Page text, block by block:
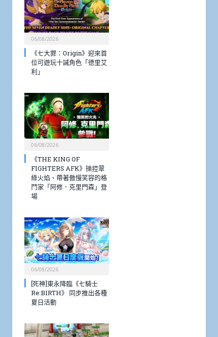
06/08/2026
《七大罪：Origin》迎來首
位可遊玩十誡角色「德里艾
利」
06/08/2026
《THE KING OF
FIGHTERS AFK》操控翠
綠火焰、帶著傲慢笑容的格
鬥家「阿修．克里門森」登
場
06/08/2026
[死神]東永降臨《七騎士
Re:BIRTH》 同步推出各種
夏日活動